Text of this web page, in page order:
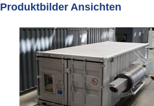
Produktbilder Ansichten